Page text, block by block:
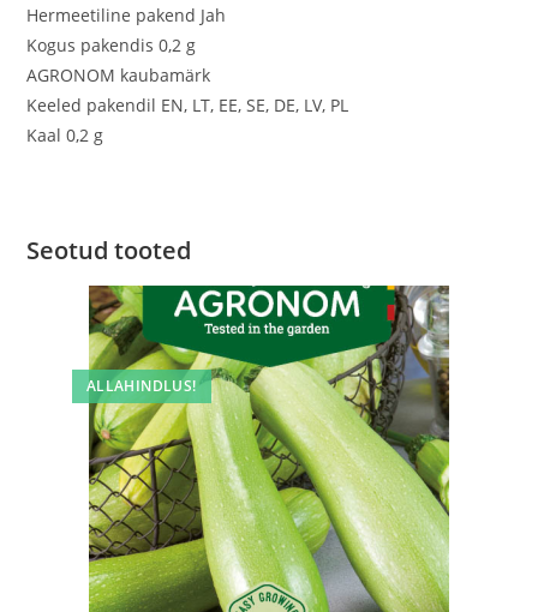
Hermeetiline pakend Jah
Kogus pakendis 0,2 g
AGRONOM kaubamärk
Keeled pakendil EN, LT, EE, SE, DE, LV, PL
Kaal 0,2 g
Seotud tooted
ALLAHINDLUS!